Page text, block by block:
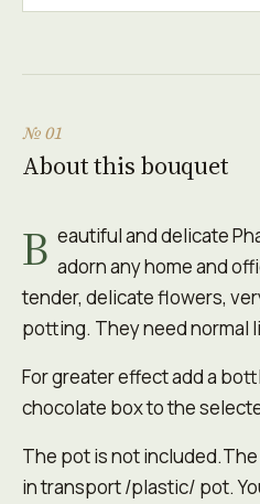
№ 01
About this bouquet
B eautiful and delicate
adorn any home and
tender, delicate flowers,
potting. They need normal
For greater effect add a
chocolate box to the
The pot is not
in transport /plastic/ pot.